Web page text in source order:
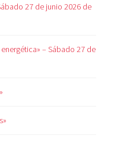
27 de junio 2026 de
– Sábado 27 de